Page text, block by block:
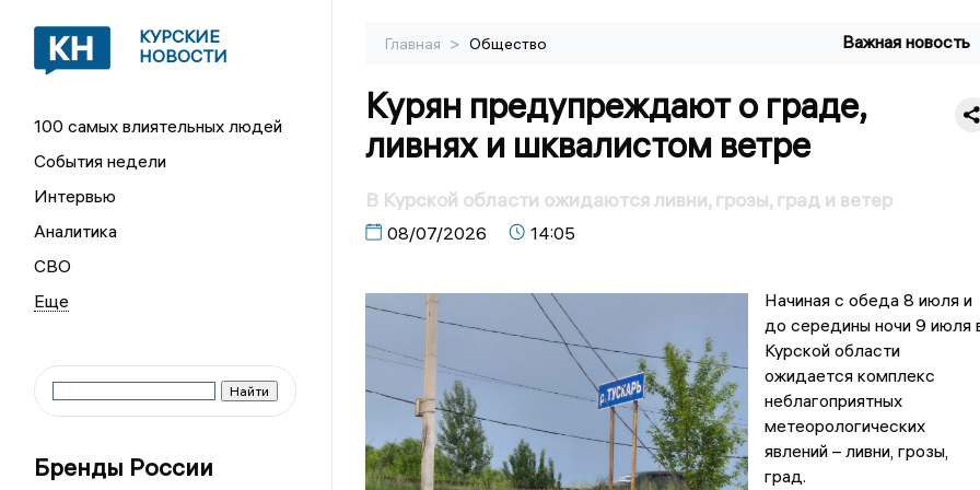
КУРСКИЕ
НОВОСТИ
100 самых влиятельных людей
События недели
Интервью
Аналитика
СВО
Бренды России
Главная > Общество Важная новость
Курян предупреждают о граде,
ливнях и шквалистом ветре
В Курской области ожидаются ливни, грозы, град и ветер
08/07/2026 14:05
Начиная с обеда 8 июля и
до середины ночи 9 июля
Курской области
ожидается комплекс
неблагоприятных
метеорологических
явлений – ливни, грозы,
град.